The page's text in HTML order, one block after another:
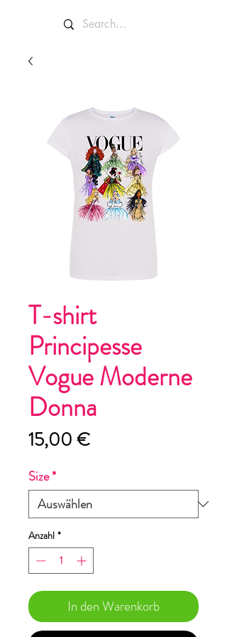
T-shirt
Principesse
Vogue Moderne
Donna
15,00 €Preis
Size*
Anzahl *
In den Warenkorb